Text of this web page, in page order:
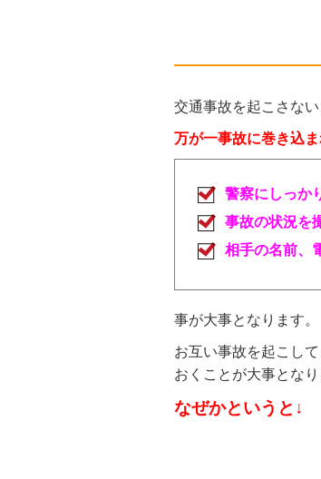
交通事故を起こさな
万が一事故に巻き込
警察にしっか
事故の状況を
相手の名前、
事が大事となります。
お互い事故を起こし
おくことが大事となり
なぜかというと↓